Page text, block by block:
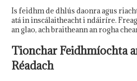
Is feidhm de dhlús daonra agus
atá in inscálaitheacht i ndáiríre.
an glao, ach braitheann an rogha
Tionchar Feidhmíochta
Réadach